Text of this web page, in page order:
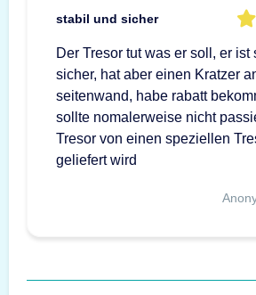
stabil und sicher
Der Tresor tut was er soll, er ist
sicher, hat aber einen Kratzer
seitenwand, habe rabatt
sollte nomalerweise nicht
Tresor von einen speziellen
geliefert wird